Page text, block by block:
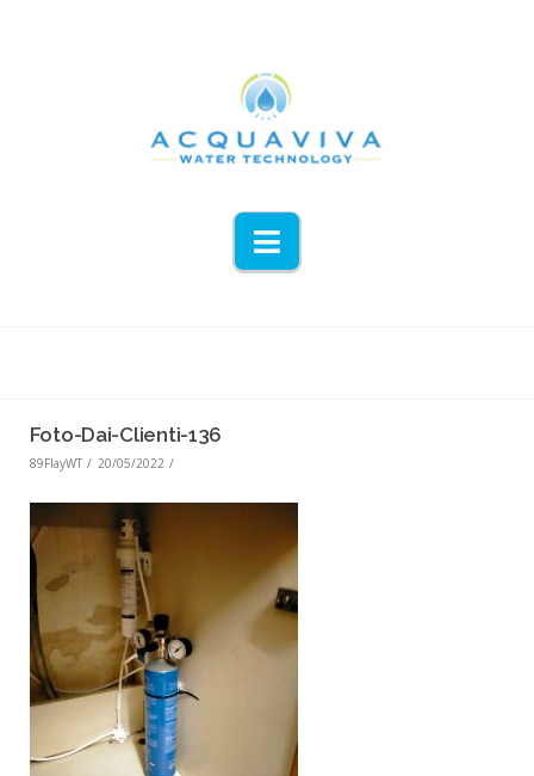
Navigation
Foto-Dai-Clienti-136
89FlayWT 20/05/2022